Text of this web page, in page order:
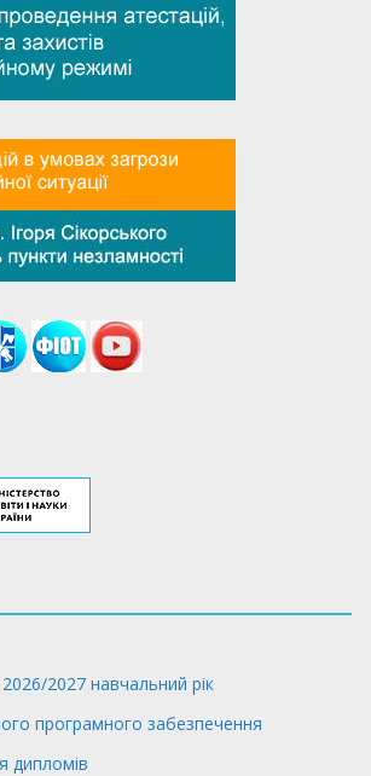
2027 навчальний рік
програмного забезпечення
дипломів